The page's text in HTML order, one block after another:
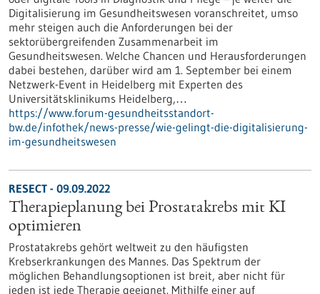
Digitalisierung im Gesundheitswesen voranschreitet, umso
mehr steigen auch die Anforderungen bei der
sektorübergreifenden Zusammenarbeit im
Gesundheitswesen. Welche Chancen und Herausforderungen
dabei bestehen, darüber wird am 1. September bei einem
Netzwerk-Event in Heidelberg mit Experten des
Universitätsklinikums Heidelberg,…
https://www.forum-gesundheitsstandort-
bw.de/infothek/news-presse/wie-gelingt-die-digitalisierung-
im-gesundheitswesen
RESECT - 09.09.2022
Therapieplanung bei Prostatakrebs mit KI
optimieren
Prostatakrebs gehört weltweit zu den häufigsten
Krebserkrankungen des Mannes. Das Spektrum der
möglichen Behandlungsoptionen ist breit, aber nicht für
jeden ist jede Therapie geeignet. Mithilfe einer auf